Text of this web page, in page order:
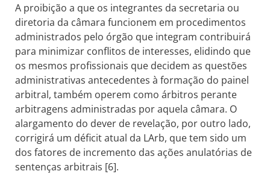
A proibição a que os integrantes da secretaria ou
diretoria da câmara funcionem em procedimentos
administrados pelo órgão que integram contribuirá
para minimizar conflitos de interesses, elidindo que
os mesmos profissionais que decidem as questões
administrativas antecedentes à formação do painel
arbitral, também operem como árbitros perante
arbitragens administradas por aquela câmara. O
alargamento do dever de revelação, por outro lado,
corrigirá um déficit atual da LArb, que tem sido um
dos fatores de incremento das ações anulatórias de
sentenças arbitrais [6].